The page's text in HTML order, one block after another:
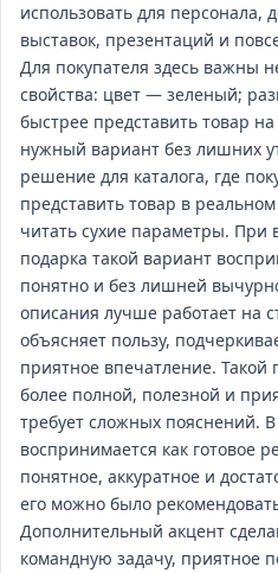
использовать для персонала,
выставок, презентаций и
Для покупателя здесь важны
свойства: цвет — зеленый;
быстрее представить товар
нужный вариант без лишних
решение для каталога, где
представить товар в
читать сухие параметры. При
подарка такой вариант
понятно и без лишней
описания лучше работает на
объясняет пользу,
приятное впечатление. Такой
более полной, полезной и
требует сложных пояснений. В
воспринимается как готовое
понятное, аккуратное и
его можно было
Дополнительный акцент
командную задачу, приятное